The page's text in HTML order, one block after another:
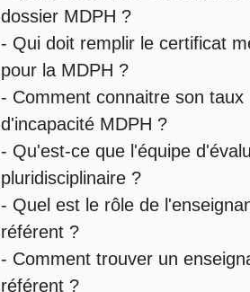
dossier MDPH ?
- Qui doit remplir le certificat
pour la MDPH ?
- Comment connaitre son taux
d'incapacité MDPH ?
- Qu'est-ce que l'équipe
pluridisciplinaire ?
- Quel est le rôle de
référent ?
- Comment trouver un
référent ?